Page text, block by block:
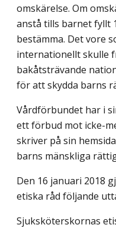
omskärelse. Om
anstå tills barnet fyllt
bestämma. Det vore
internationellt skulle
bakåtsträvande
för att skydda barns
Vårdförbundet har i
ett förbud mot icke-
skriver på sin
barns mänskliga
Den 16 januari 2018
etiska råd följande
Sjuksköterskornas